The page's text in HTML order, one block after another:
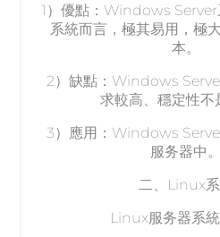
1）優點：Windows Server
系統而言，極其易用，極
本。
2）缺點：Windows
求較高、穩定性
3）應用：Windows
服务器
二、
Linux服务器系